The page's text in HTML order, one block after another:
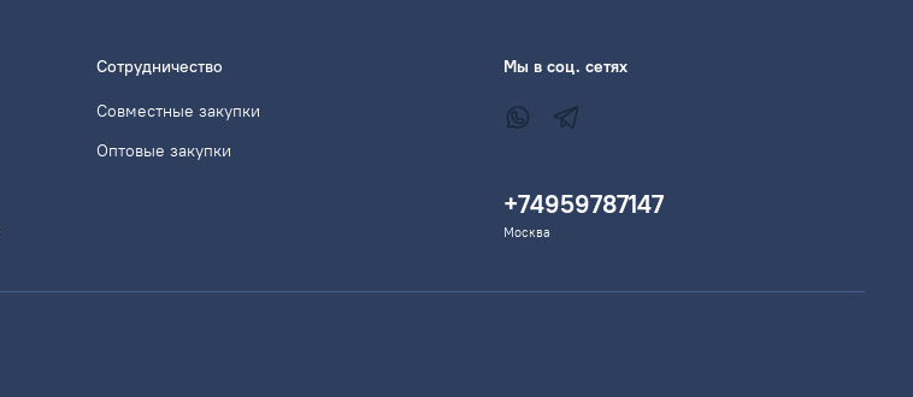
Сотрудничество
Совместные закупки
Оптовые закупки
Мы в соц. сетях
+74959787147
Москва